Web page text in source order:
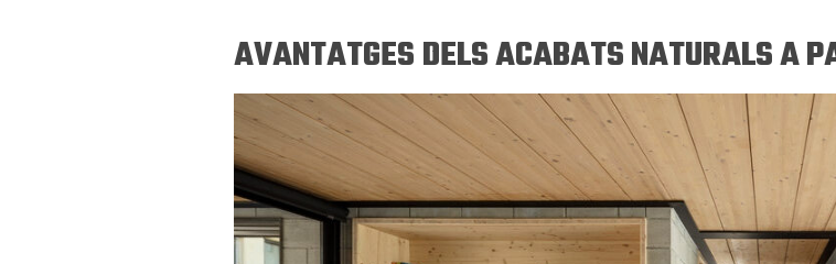
AVANTATGES DELS ACABATS NATURALS A